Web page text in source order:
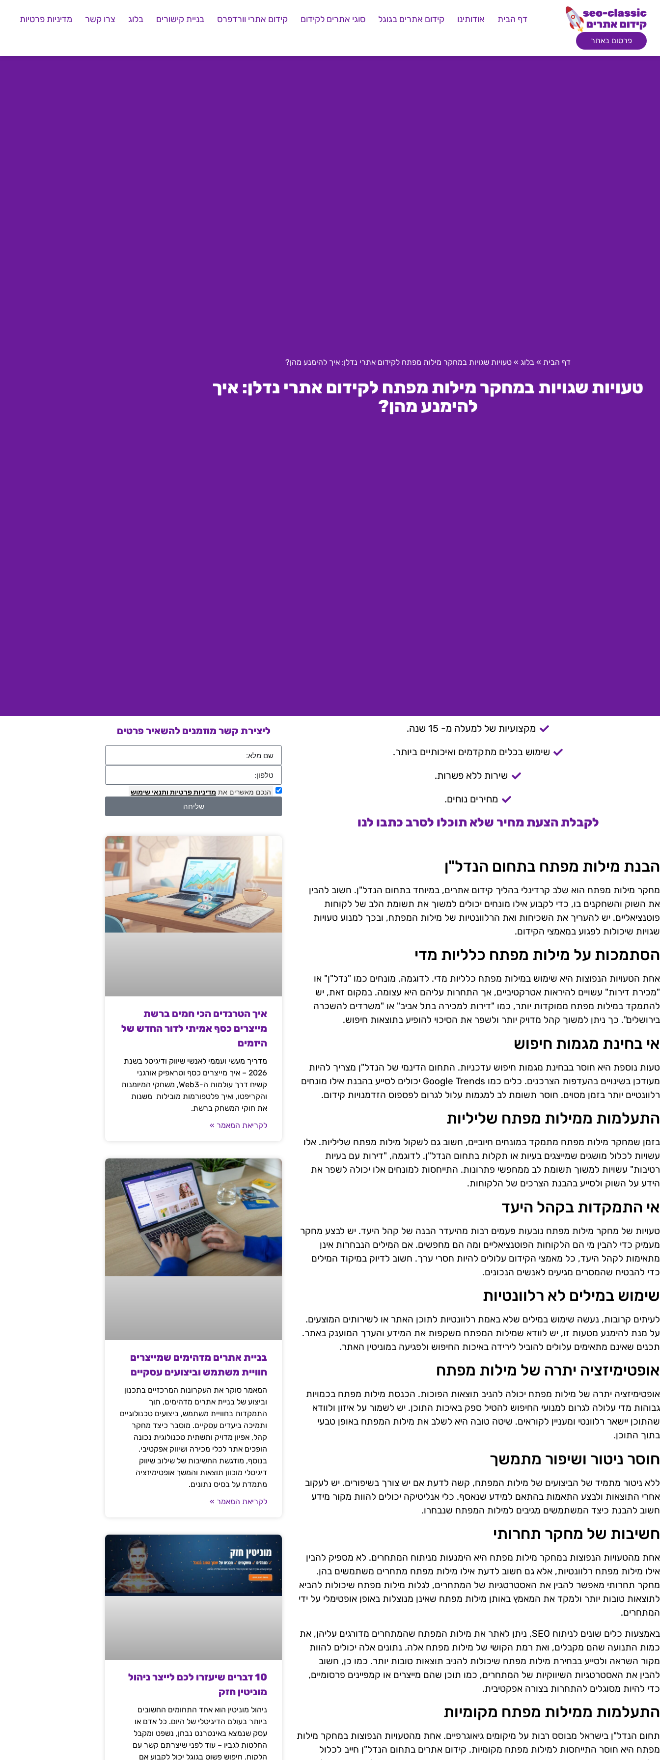
דף הבית אודותינו קידום אתרים בגוגל סוגי אתרים לקידום קידום אתרי וורדפרס בניית קישורים בלוג צרו קשר מדיניות פרטיות
פרסום באתר
דף הבית »בלוג »טעויות שגויות במחקר מילות מפתח לקידום אתרי נדלן: איך להימנע מהן?
טעויות שגויות במחקר מילות מפתח לקידום אתרי נדלן: איך
להימנע מהן?
מקצועיות של למעלה מ- 15 שנה.
שימוש בכלים מתקדמים ואיכותיים ביותר.
שירות ללא פשרות.
מחירים נוחים.
לקבלת הצעת מחיר שלא תוכלו לסרב כתבו לנו
הבנת מילות מפתח בתחום הנדל"ן
מחקר מילות מפתח הוא שלב קרדינלי בהליך קידום אתרים, במיוחד בתחום הנדל"ן. חשוב להבין
את השוק והשחקנים בו, כדי לקבוע אילו מונחים יכולים למשוך את תשומת הלב של לקוחות
פוטנציאליים. יש להעריך את השכיחות ואת הרלוונטיות של מילות המפתח, ובכך למנוע טעויות
שגויות שיכולות לפגוע במאמצי הקידום.
הסתמכות על מילות מפתח כלליות מדי
אחת הטעויות הנפוצות היא שימוש במילות מפתח כלליות מדי. לדוגמה, מונחים כמו "נדל"ן" או
"מכירת דירות" עשויים להיראות אטרקטיביים, אך התחרות עליהם היא עצומה. במקום זאת, יש
להתמקד במילות מפתח ממוקדות יותר, כמו "דירות למכירה בתל אביב" או "משרדים להשכרה
בירושלים". כך ניתן למשוך קהל מדויק יותר ולשפר את הסיכוי להופיע בתוצאות חיפוש.
אי בחינת מגמות חיפוש
טעות נוספת היא חוסר בבחינת מגמות חיפוש עדכניות. התחום הדינמי של הנדל"ן מצריך להיות
מעודכן בשינויים בהעדפות הצרכנים. כלים כמו Google Trends יכולים לסייע בהבנת אילו מונחים
רלוונטיים יותר בזמן מסוים. חוסר תשומת לב למגמות עלול לגרום לפספוס הזדמנויות קידום.
התעלמות ממילות מפתח שליליות
בזמן שמחקר מילות מפתח מתמקד במונחים חיוביים, חשוב גם לשקול מילות מפתח שליליות. אלו
עשויות לכלול מושגים שמייצגים בעיות או תקלות בתחום הנדל"ן. לדוגמה, "דירות עם בעיות
רטיבות" עשויות למשוך תשומת לב ממחפשי פתרונות. התייחסות למונחים אלו יכולה לשפר את
הידע על השוק ולסייע בהבנת הצרכים של הלקוחות.
אי התמקדות בקהל היעד
טעויות של מחקר מילות מפתח נובעות פעמים רבות מהיעדר הבנה של קהל היעד. יש לבצע מחקר
מעמיק כדי להבין מי הם הלקוחות הפוטנציאליים ומה הם מחפשים. אם המילים הנבחרות אינן
מתאימות לקהל היעד, כל מאמצי הקידום עלולים להיות חסרי ערך. חשוב לדיוק במיקוד המילים
כדי להבטיח שהמסרים מגיעים לאנשים הנכונים.
שימוש במילים לא רלוונטיות
לעיתים קרובות, נעשה שימוש במילים שלא באמת רלוונטיות לתוכן האתר או לשירותים המוצעים.
על מנת להימנע מטעות זו, יש לוודא שמילות המפתח משקפות את המידע והערך המוענק באתר.
תכנים שאינם מתאימים עלולים להוביל לירידה באיכות החיפוש ולפגיעה במוניטין האתר.
אופטימיזציה יתרה של מילות מפתח
אופטימיזציה יתרה של מילות מפתח יכולה להניב תוצאות הפוכות. הכנסת מילות מפתח בכמויות
גבוהות מדי עלולה לגרום למנועי החיפוש להטיל ספק באיכות התוכן. יש לשמור על איזון ולוודא
שהתוכן יישאר רלוונטי ומעניין לקוראים. שיטה טובה היא לשלב את מילות המפתח באופן טבעי
בתוך התוכן.
חוסר ניטור ושיפור מתמשך
ללא ניטור מתמיד של הביצועים של מילות המפתח, קשה לדעת אם יש צורך בשיפורים. יש לעקוב
אחרי התוצאות ולבצע התאמות בהתאם למידע שנאסף. כלי אנליטיקה יכולים להוות מקור מידע
חשוב להבנת כיצד המשתמשים מגיבים למילות המפתח שנבחרו.
חשיבות של מחקר תחרותי
אחת מהטעויות הנפוצות במחקר מילות מפתח היא הימנעות מניתוח המתחרים. לא מספיק להבין
אילו מילות מפתח רלוונטיות, אלא גם חשוב לדעת אילו מילות מפתח מתחרים משתמשים בהן.
מחקר תחרותי מאפשר להבין את האסטרטגיות של המתחרים, לגלות מילות מפתח שיכולות להביא
לתוצאות טובות יותר ולמקד את המאמץ באותן מילות מפתח שאינן מנוצלות באופן אופטימלי על ידי
המתחרים.
באמצעות כלים שונים לניתוח SEO, ניתן לאתר את מילות המפתח שהמתחרים מדורגים עליהן, את
כמות התנועה שהם מקבלים, ואת רמת הקושי של מילות מפתח אלה. נתונים אלה יכולים להוות
מקור השראה ולסייע בבחירת מילות מפתח שיכולות להניב תוצאות טובות יותר. כמו כן, חשוב
להבין את האסטרטגיות השיווקיות של המתחרים, כמו תוכן שהם מייצרים או קמפיינים פרסומיים,
כדי להיות מסוגלים להתחרות בצורה אפקטיבית.
התעלמות ממילות מפתח מקומיות
תחום הנדל"ן בישראל מבוסס רבות על מיקומים גיאוגרפיים. אחת מהטעויות הנפוצות במחקר מילות
מפתח היא חוסר התייחסות למילות מפתח מקומיות. קידום אתרים בתחום הנדל"ן חייב לכלול
ליצירת קשר מוזמנים להשאיר פרטים
הנכם מאשרים את מדיניות פרטיות ותנאי שימוש
שליחה
איך הטרנדים הכי חמים ברשת
מייצרים כסף אמיתי לדור החדש של
היזמים
מדריך מעשי ועממי לאנשי שיווק ודיגיטל בשנת
2026 – איך מייצרים כסף וטראפיק אורגני
קשיח דרך עולמות ה-Web3, משחקי המיומנות
והקריפטו, ואיך פלטפורמות מובילות משנות
את חוקי המשחק ברשת.
לקריאת המאמר »
בניית אתרים מדהימים שמייצרים
חוויית משתמש וביצועים עסקיים
המאמר סוקר את העקרונות המרכזיים בתכנון
וביצוע של בניית אתרים מדהימים, תוך
התמקדות בחוויית משתמש, ביצועים טכנולוגיים
ותמיכה ביעדים עסקיים. מוסבר כיצד מחקר
קהל, אפיון מדויק ותשתית טכנולוגית נכונה
הופכים אתר לכלי מכירה ושיווק אפקטיבי.
בנוסף, מודגשת החשיבות של שילוב שיווק
דיגיטלי מוכוון תוצאות והמשך אופטימיזציה
מתמדת על בסיס נתונים.
לקריאת המאמר »
10 דברים שיעזרו לכם לייצר ניהול
מוניטין חזק
ניהול מוניטין הוא אחד התחומים החשובים
ביותר בעולם הדיגיטלי של היום. כל אדם או
עסק שנמצא באינטרנט נבחן, נשפט ומקבל
החלטות לגביו – עוד לפני שיצרתם קשר עם
הלקוח. חיפוש פשוט בגוגל יכול לקבוע אם